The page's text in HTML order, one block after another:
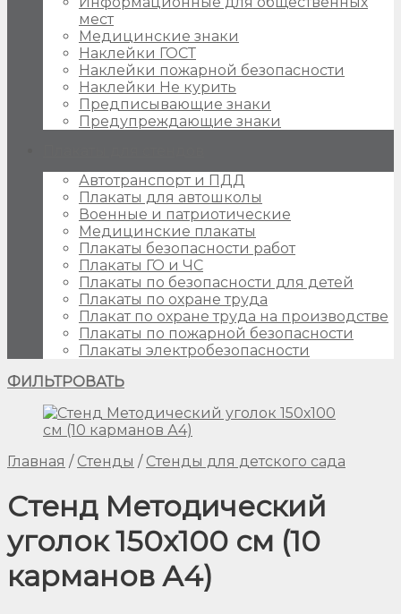
мест
Медицинские знаки
Наклейки ГОСТ
Наклейки пожарной безопасности
Наклейки Не курить
Предписывающие знаки
Предупреждающие знаки
Автотранспорт и ПДД
Плакаты для автошколы
Военные и патриотические
Медицинские плакаты
Плакаты безопасности работ
Плакаты ГО и ЧС
Плакаты по безопасности для детей
Плакаты по охране труда
Плакат по охране труда на производстве
Плакаты по пожарной безопасности
Плакаты электробезопасности
ФИЛЬТРОВАТЬ
Главная / Стенды / Стенды для детского сада
Стенд Методический
уголок 150х100 см (10
карманов А4)